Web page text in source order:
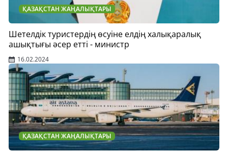
ҚАЗАҚСТАН ЖАҢАЛЫҚТАРЫ
Шетелдік туристердің өсуіне елдің халықаралық
ашықтығы әсер етті - министр
16.02.2024
ҚАЗАҚСТАН ЖАҢАЛЫҚТАРЫ